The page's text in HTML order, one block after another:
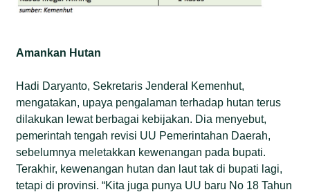
Amankan Hutan
Hadi Daryanto, Sekretaris Jenderal Kemenhut,
mengatakan, upaya pengalaman terhadap hutan terus
dilakukan lewat berbagai kebijakan. Dia menyebut,
pemerintah tengah revisi UU Pemerintahan Daerah,
sebelumnya meletakkan kewenangan pada bupati.
Terakhir, kewenangan hutan dan laut tak di bupati lagi,
tetapi di provinsi. “Kita juga punya UU baru No 18 Tahun